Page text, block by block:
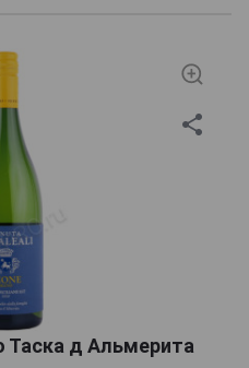
Таска д Альмерита